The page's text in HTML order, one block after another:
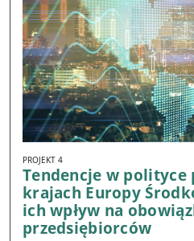
PROJEKT 4
Tendencje w
krajach Europy
ich wpływ na
przedsiębiorców